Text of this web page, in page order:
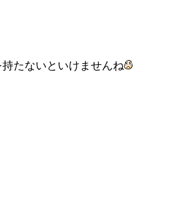
たないといけませんね